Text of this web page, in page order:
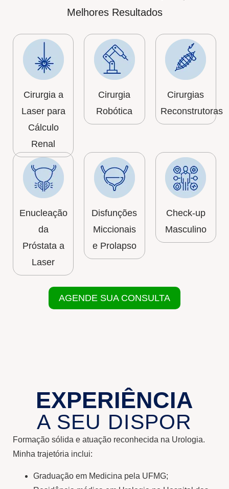
Melhores Resultados
Cirurgia a
Laser para
Cálculo
Renal
Cirurgia
Robótica
Cirurgias
Reconstrutoras
Enucleação
da
Próstata a
Laser
Disfunções
Miccionais
e Prolapso
Check-up
Masculino
AGENDE SUA CONSULTA
EXPERIÊNCIA
A SEU DISPOR
Formação sólida e atuação reconhecida na Urologia.
Minha trajetória inclui:
Graduação em Medicina pela UFMG;